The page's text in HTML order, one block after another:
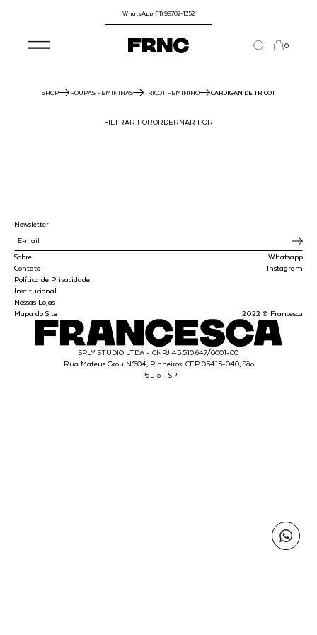
WhatsApp: (11) 99702-1352
0
SHOP ROUPAS FEMININAS TRICOT FEMININO CARDIGAN DE TRICOT
FILTRAR PORORDERNAR POR
Sobre
Contato
Política de Privacidade
Institucional
Nossas Lojas
Mapa do Site
Whatsapp
Instagram
2022 © Francesca
Newsletter
SPLY STUDIO LTDA - CNPJ 45.510.647/0001-00
Rua Mateus Grou N°604, Pinheiros, CEP 05415-040, São
Paulo - SP